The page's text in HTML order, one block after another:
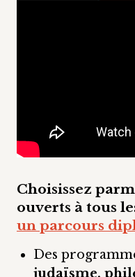
Choisissez
ouverts à tous
un parcours
Des
judaïsme,